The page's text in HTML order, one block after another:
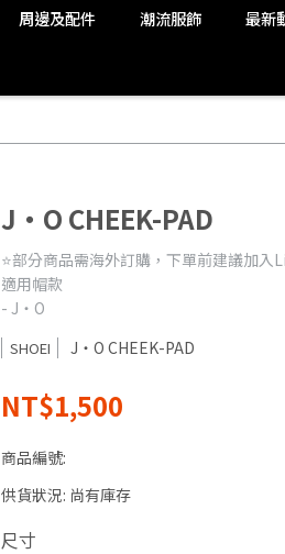
周邊及配件 潮流服飾 最新
J・O CHEEK-PAD
⭐️部分商品需海外訂購，下單前建議加
適用帽款
- J・O
SHOEI J・O CHEEK-PAD
NT$1,500
商品編號:
供貨狀況: 尚有庫存
尺寸